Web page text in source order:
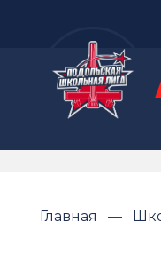
Главная